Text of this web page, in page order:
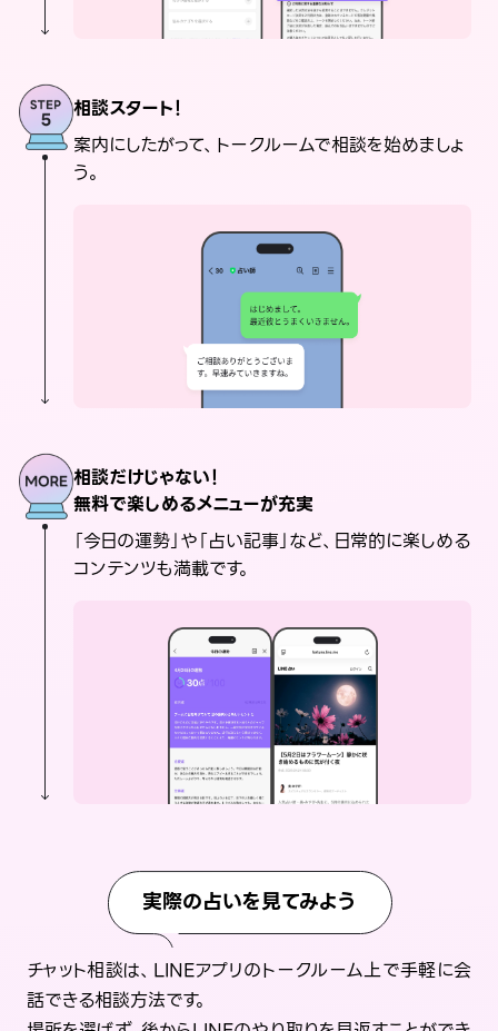
相談スタート！
案内にしたがって、トークルームで相談を始めましょ
う。
相談だけじゃない！
無料で楽しめるメニューが充実
「今日の運勢」や「占い記事」など、日常的に楽しめる
コンテンツも満載です。
実際の占いを見てみよう
チャット相談は、LINEアプリのトークルーム上で手軽に会
話できる相談方法です。